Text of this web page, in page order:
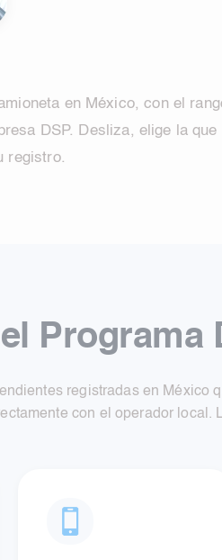
en México, con el
DSP. Desliza, elige la
registro.
Programa
registradas en México
con el operador local.